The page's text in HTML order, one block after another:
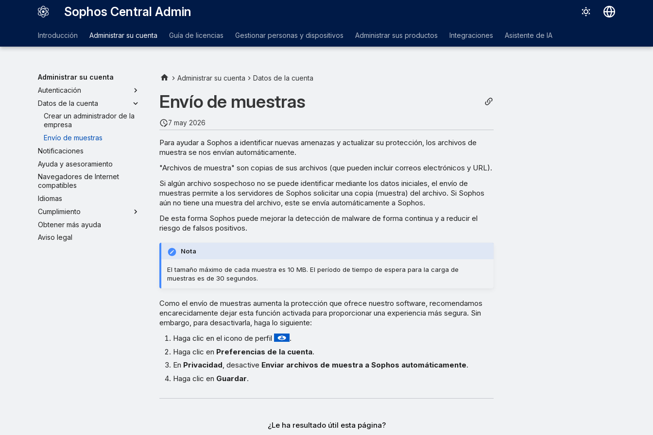
Sophos Central Admin
Introducción Administrar su cuenta Guía de licencias Gestionar personas y dispositivos Administrar sus productos Integraciones Asistente de IA
Administrar su cuenta
Autenticación
Datos de la cuenta
Crear un administrador de la
empresa
Envío de muestras
Notificaciones
Ayuda y asesoramiento
Navegadores de Internet
compatibles
Idiomas
Cumplimiento
Obtener más ayuda
Aviso legal
Administrar su cuenta Datos de la cuenta
Envío de muestras
7 may 2026
Para ayudar a Sophos a identificar nuevas amenazas y actualizar su protección, los archivos de
muestra se nos envían automáticamente.
"Archivos de muestra" son copias de sus archivos (que pueden incluir correos electrónicos y URL).
Si algún archivo sospechoso no se puede identificar mediante los datos iniciales, el envío de
muestras permite a los servidores de Sophos solicitar una copia (muestra) del archivo. Si Sophos
aún no tiene una muestra del archivo, este se envía automáticamente a Sophos.
De esta forma Sophos puede mejorar la detección de malware de forma continua y a reducir el
riesgo de falsos positivos.
Nota
El tamaño máximo de cada muestra es 10 MB. El período de tiempo de espera para la carga de
muestras es de 30 segundos.
Como el envío de muestras aumenta la protección que ofrece nuestro software, recomendamos
encarecidamente dejar esta función activada para proporcionar una experiencia más segura. Sin
embargo, para desactivarla, haga lo siguiente:
Haga clic en el icono de perfil
.
Haga clic en Preferencias de la cuenta.
En Privacidad, desactive Enviar archivos de muestra a Sophos automáticamente.
Haga clic en Guardar.
¿Le ha resultado útil esta página?